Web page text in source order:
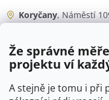
Že správné
projektu ví
A stejně je tomu i při
Koryčany, Náměstí
Po - Čt
06:00 - 07:00
07:30 - 15:30
Pá
06:00 - 07:00
07:30 - 15:00